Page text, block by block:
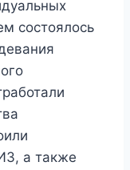
состоялось
а также